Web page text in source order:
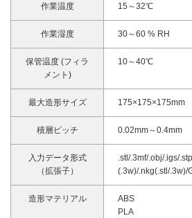
作業温度 15～32℃
作業湿度 30～60 % RH
保管温度 (フィラ
メント)
10～40℃
最大造形サイズ 175×175×175mm
積層ピッチ 0.02mm～0.4mm
入力データ形式
（拡張子）
.stl/.3mf/.obj/.igs/
(.3w)/.nkg(.stl/.3w)/
造形マテリアル
ABS
PLA